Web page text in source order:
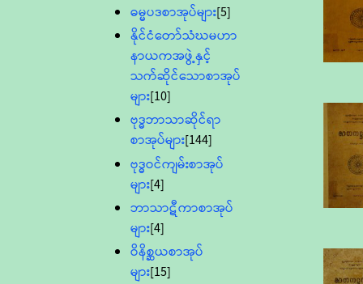
ဓမ္မပဒစာအုပ်များ[5]
နိုင်ငံတော်သံဃမဟာ
နာယကအဖွဲ့နှင့်
သက်ဆိုင်သောစာအုပ်
များ[10]
ဗုဒ္ဓဘာသာဆိုင်ရာ
စာအုပ်များ[144]
ဗုဒ္ဓဝင်ကျမ်းစာအုပ်
များ[4]
ဘာသာဋီကာစာအုပ်
များ[4]
ဝိနိစ္ဆယစာအုပ်
များ[15]